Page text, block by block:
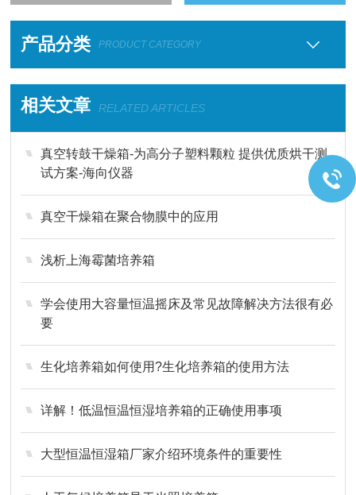
产品分类 PRODUCT CATEGORY
相关文章 RELATED ARTICLES
真空转鼓干燥箱-为高分子塑料颗粒 提供优质烘干测
试方案-海向仪器
真空干燥箱在聚合物膜中的应用
浅析上海霉菌培养箱
学会使用大容量恒温摇床及常见故障解决方法很有必
要
生化培养箱如何使用?生化培养箱的使用方法
详解！低温恒温恒湿培养箱的正确使用事项
大型恒温恒湿箱厂家介绍环境条件的重要性